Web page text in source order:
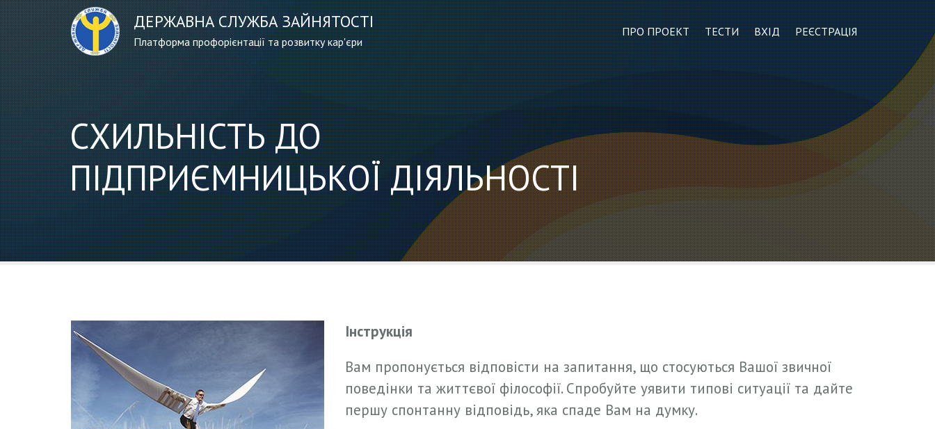
ДЕРЖАВНА СЛУЖБА ЗАЙНЯТОСТІ
Платформа профорієнтації та розвитку кар'єри
ПРО ПРОЕКТ ТЕСТИ ВХІД РЕЄСТРАЦІЯ
СХИЛЬНІСТЬ ДО
ПІДПРИЄМНИЦЬКОЇ ДІЯЛЬНОСТІ
Інструкція
Вам пропонується відповісти на запитання, що стосуються Вашої звичної
поведінки та життєвої філософії. Спробуйте уявити типові ситуації та дайте
першу спонтанну відповідь, яка спаде Вам на думку.